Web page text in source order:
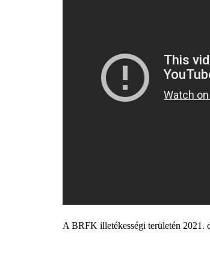
A BRFK illetékességi területén 2021.